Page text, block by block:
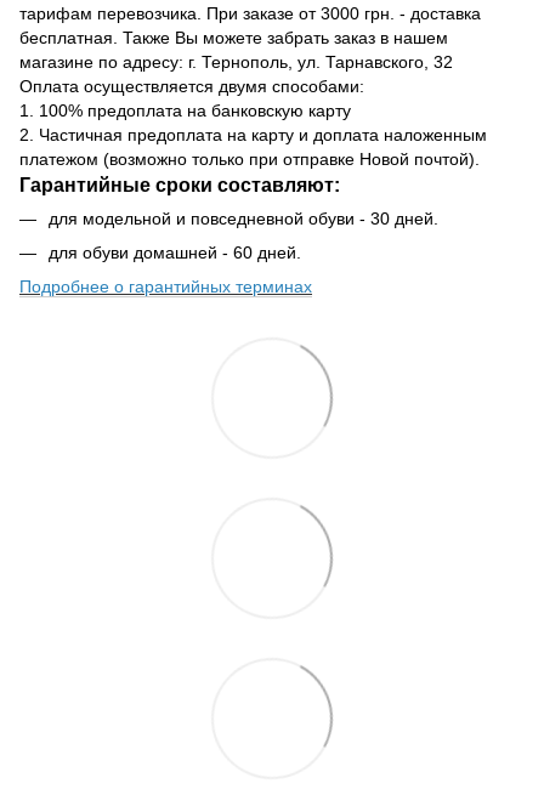
тарифам перевозчика. При заказе от 3000 грн. - доставка
бесплатная. Также Вы можете забрать заказ в нашем
магазине по адресу: г. Тернополь, ул. Тарнавского, 32
Оплата осуществляется двумя способами:
1. 100% предоплата на банковскую карту
2. Частичная предоплата на карту и доплата наложенным
платежом (возможно только при отправке Новой почтой).
Гарантийные сроки составляют:
для модельной и повседневной обуви - 30 дней.
для обуви домашней - 60 дней.
Подробнее о гарантийных терминах